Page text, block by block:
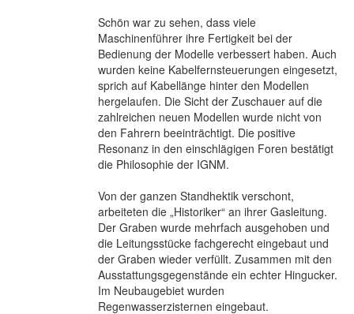
Schön war zu sehen, dass viele
Maschinenführer ihre Fertigkeit bei der
Bedienung der Modelle verbessert haben. Auch
wurden keine Kabelfernsteuerungen eingesetzt,
sprich auf Kabellänge hinter den Modellen
hergelaufen. Die Sicht der Zuschauer auf die
zahlreichen neuen Modellen wurde nicht von
den Fahrern beeinträchtigt. Die positive
Resonanz in den einschlägigen Foren bestätigt
die Philosophie der IGNM.
Von der ganzen Standhektik verschont,
arbeiteten die „Historiker“ an ihrer Gasleitung.
Der Graben wurde mehrfach ausgehoben und
die Leitungsstücke fachgerecht eingebaut und
der Graben wieder verfüllt. Zusammen mit den
Ausstattungsgegenstände ein echter Hingucker.
Im Neubaugebiet wurden
Regenwasserzisternen eingebaut.